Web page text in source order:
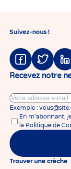
Suivez-nous !
Facebook
Twitter
Recevez notre
Exemple :
En m'abonnant,
la Politique de
Trouver une crèche